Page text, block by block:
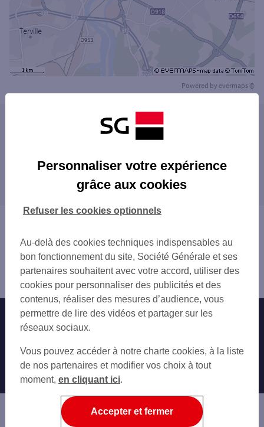
Powered by evermaps ©
Les distributeurs/automates dans les villes à
FLORANGE
AMNÉVILLE
MAIZIÈRES-LÈS-METZ
Les distributeurs/automates dans les
départements limitrophes
67 BAS-RHIN
Moselle
Nos engagements Nous contacter
Autres sites SG
Professionnels
Entreprises
Associations
Personnaliser votre expérience
grâce aux cookies
Au-delà des cookies techniques indispensables au
bon fonctionnement du site, Société Générale et ses
partenaires souhaitent avec votre accord, utiliser des
cookies pour personnaliser des publicités et des
contenus, réaliser des mesures d’audience, vous
permettre de lire des vidéos et partager sur les
réseaux sociaux.
Vous pouvez accéder à notre charte cookies, à la liste
de nos partenaires et modifier vos choix à tout
moment, en cliquant ici.
Refuser les cookies optionnels
Accepter et fermer